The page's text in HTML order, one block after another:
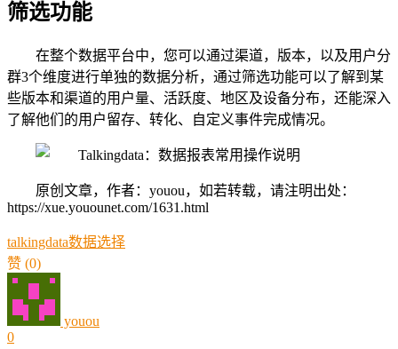
筛选功能
在整个数据平台中，您可以通过渠道，版本，以及用户分
群3个维度进行单独的数据分析，通过筛选功能可以了解到某
些版本和渠道的用户量、活跃度、地区及设备分布，还能深入
了解他们的用户留存、转化、自定义事件完成情况。
原创文章，作者：youou，如若转载，请注明出处：
https://xue.youounet.com/1631.html
talkingdata数据选择
赞 (0)
youou
0